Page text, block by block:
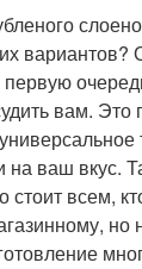
вам. Это
ваш вкус.
всем,
но